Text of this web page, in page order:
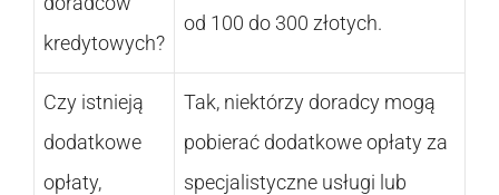
kredytowych?
od 100 do 300 złotych.
Czy istnieją
dodatkowe
opłaty,
Tak, niektórzy doradcy mogą
pobierać dodatkowe opłaty za
specjalistyczne usługi lub